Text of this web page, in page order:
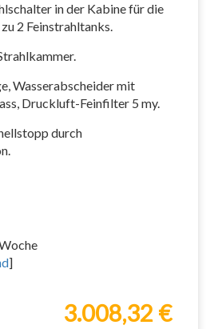
in der Kabine für die
2 Feinstrahltanks.
Wasserabscheider mit
Druckluft-Feinfilter 5 my.
durch
]
3.008,32 €